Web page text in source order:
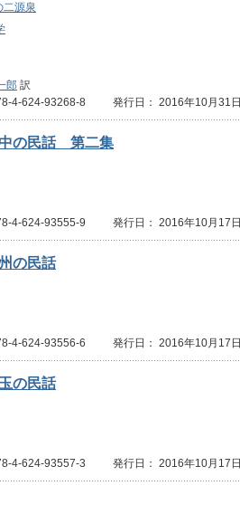
二源泉
郎 訳
4-624-93268-8 発行日： 2016年10月31日
の民話 第二集
4-624-93555-9 発行日： 2016年10月17日
の民話
4-624-93556-6 発行日： 2016年10月17日
の民話
4-624-93557-3 発行日： 2016年10月17日